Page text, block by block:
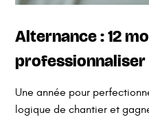
Alternance : 12
professionnaliser
Une année pour
logique de chantier et